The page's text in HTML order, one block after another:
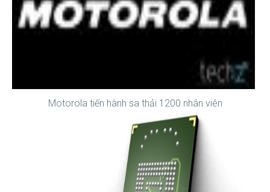
Motorola tiến hành sa thải 1200 nhân viên